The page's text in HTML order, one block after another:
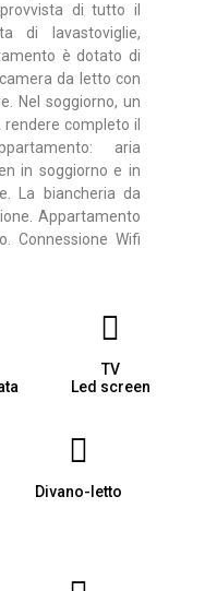
di tutto il
di lavastoviglie,
è dotato di
da letto con
Nel soggiorno, un
completo il
aria
in soggiorno e in
La biancheria da
Appartamento
Connessione Wifi
TV
Led screen
Divano-letto